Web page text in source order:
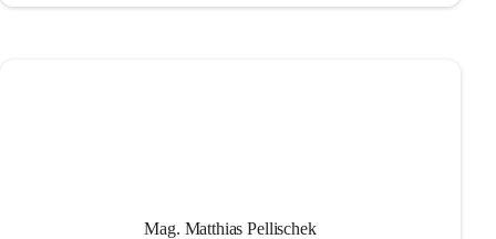
Mag. Matthias Pellischek